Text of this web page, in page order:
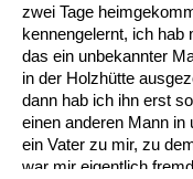
zwei Tage
kennengelernt, ich hab
das ein unbekannter
in der Holzhütte
dann hab ich ihn erst
einen anderen Mann
ein Vater zu mir, zu
war mir eigentlich